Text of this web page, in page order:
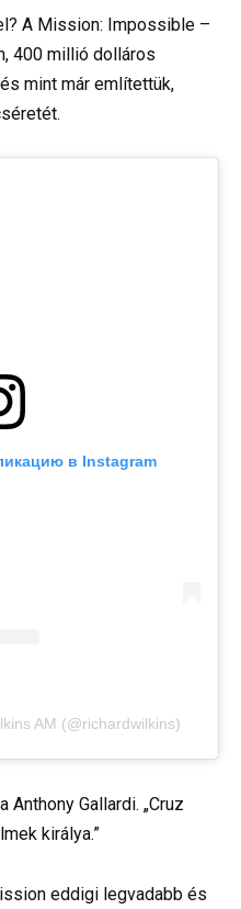
A Mission: Impossible –
400 millió dolláros
mint már említettük,
в Instagram
AM (@richardwilkins)
Gallardi. „Cruz
királya.”
eddigi legvadabb és